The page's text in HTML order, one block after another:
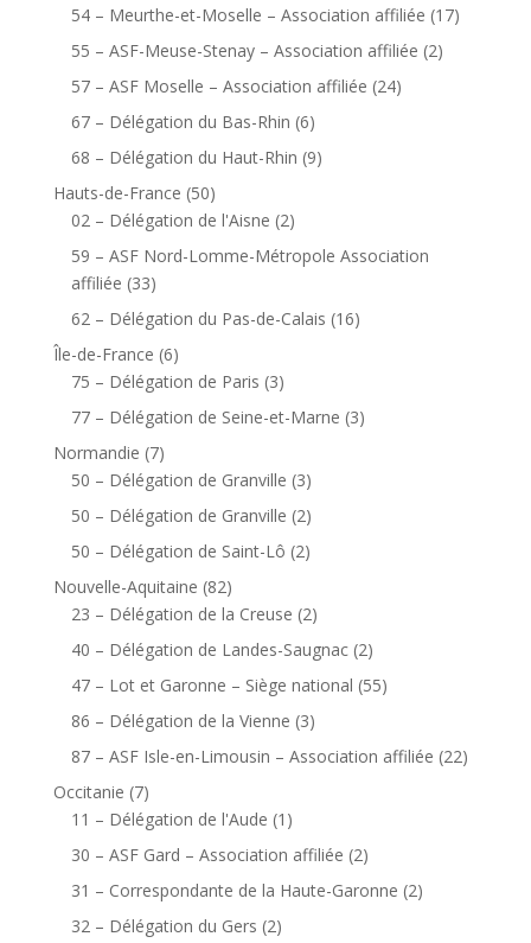
54 – Meurthe-et-Moselle – Association affiliée (17)
55 – ASF-Meuse-Stenay – Association affiliée (2)
57 – ASF Moselle – Association affiliée (24)
67 – Délégation du Bas-Rhin (6)
68 – Délégation du Haut-Rhin (9)
Hauts-de-France (50)
02 – Délégation de l'Aisne (2)
59 – ASF Nord-Lomme-Métropole Association
affiliée (33)
62 – Délégation du Pas-de-Calais (16)
Île-de-France (6)
75 – Délégation de Paris (3)
77 – Délégation de Seine-et-Marne (3)
Normandie (7)
50 – Délégation de Granville (3)
50 – Délégation de Granville (2)
50 – Délégation de Saint-Lô (2)
Nouvelle-Aquitaine (82)
23 – Délégation de la Creuse (2)
40 – Délégation de Landes-Saugnac(2)
47 – Lot et Garonne – Siège national (55)
86 – Délégation de la Vienne (3)
87 – ASF Isle-en-Limousin – Association affiliée (22)
Occitanie (7)
11 – Délégation de l'Aude (1)
30 – ASF Gard – Association affiliée (2)
31 – Correspondante de la Haute-Garonne (2)
32 – Délégation du Gers (2)